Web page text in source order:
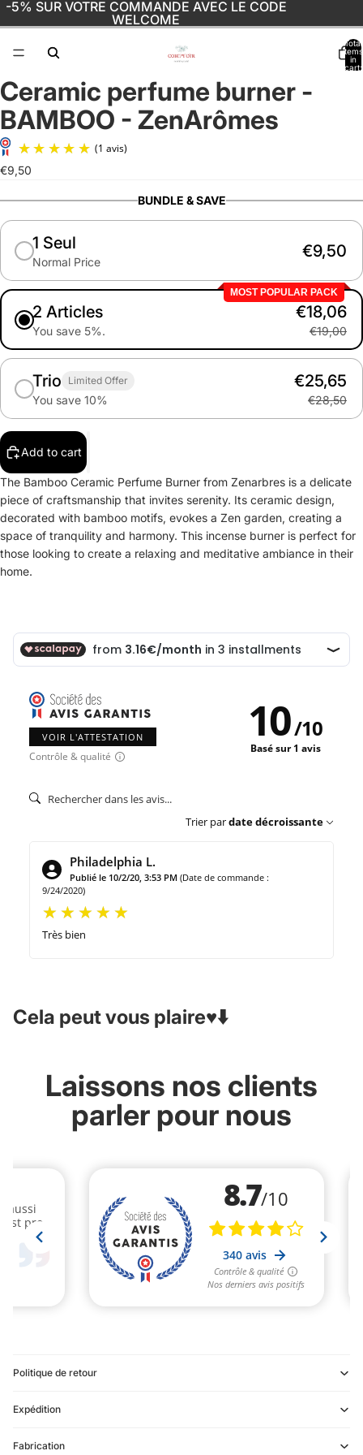
-5% SUR VOTRE COMMANDE AVEC LE CODE
WELCOME
Total
items
in
cart:
Open
image
in
full
screen
Ceramic perfume burner -
BAMBOO - ZenArômes
€9,50
BUNDLE & SAVE
1 Seul
Normal Price
€9,50
MOST POPULAR PACK
2 Articles
You save 5%.
€18,06
€19,00
Trio Limited Offer
You save 10%
€25,65
€28,50
Add to cart
The Bamboo Ceramic Perfume Burner from Zenarbres is a delicate
piece of craftsmanship that invites serenity. Its ceramic design,
decorated with bamboo motifs, evokes a Zen garden, creating a
space of tranquility and harmony. This incense burner is perfect for
those looking to create a relaxing and meditative ambiance in their
home.
VOIR L'ATTESTATION
Contrôle & qualité
10/10
Basé sur 1 avis
Trier pardate décroissante
Philadelphia L.
Publié le 10/2/20, 3:53 PM (Date de commande :
9/24/2020)
Très bien
Cela peut vous plaire♥️⬇️
Laissons nos clients
parler pour nous
Politique de retour
Expédition
Fabrication